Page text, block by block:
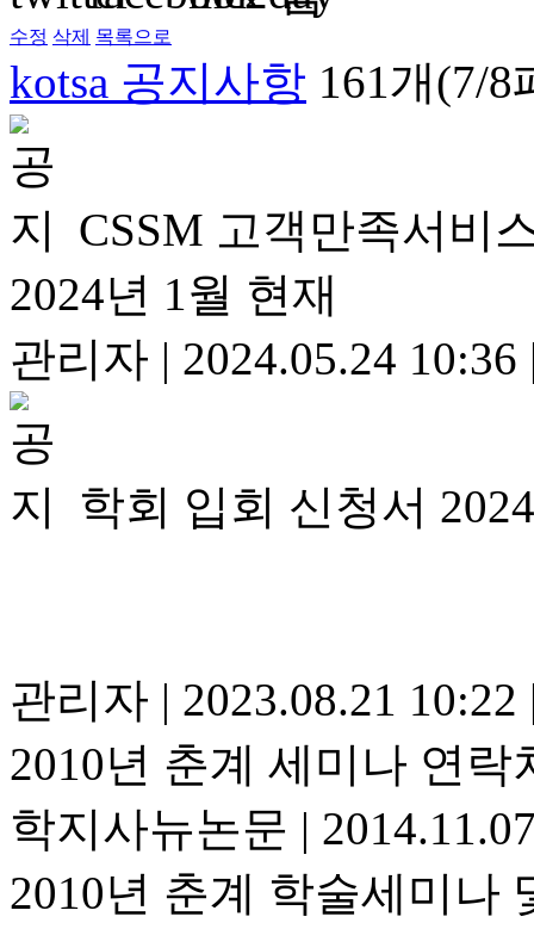
수정 삭제 목록으로
kotsa 공지사항 161개(7/8
CSSM 고객만족서비
2024년 1월 현재
관리자 | 2024.05.24 10:36
학회 입회 신청서
관리자 | 2023.08.21 10:22
2010년 춘계 세미나 연락
학지사뉴논문 |
2010년 춘계 학술세미나